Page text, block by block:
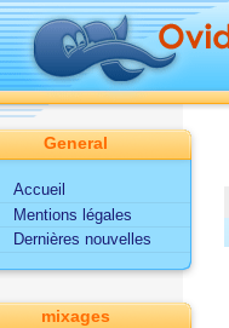
Tout le site
Utilisateur
Fonctionnalités d'Ovidentia
Agenda
General
Accueil
Mentions légales
Dernières nouvelles
mixages